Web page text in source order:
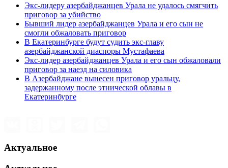
Экс-лидеру азербайджанцев Урала не удалось смягчить
приговор за убийство
Бывший лидер азербайджанцев Урала и его сын не
смогли обжаловать приговор
В Екатеринбурге будут судить экс-главу
азербайджанской диаспоры Мустафаева
Экс-лидер азербайджанцев Урала и его сын обжаловали
приговор за наезд на силовика
В Азербайджане вынесен приговор уральцу,
задержанному после этнической облавы в
Екатеринбурге
Актуальное